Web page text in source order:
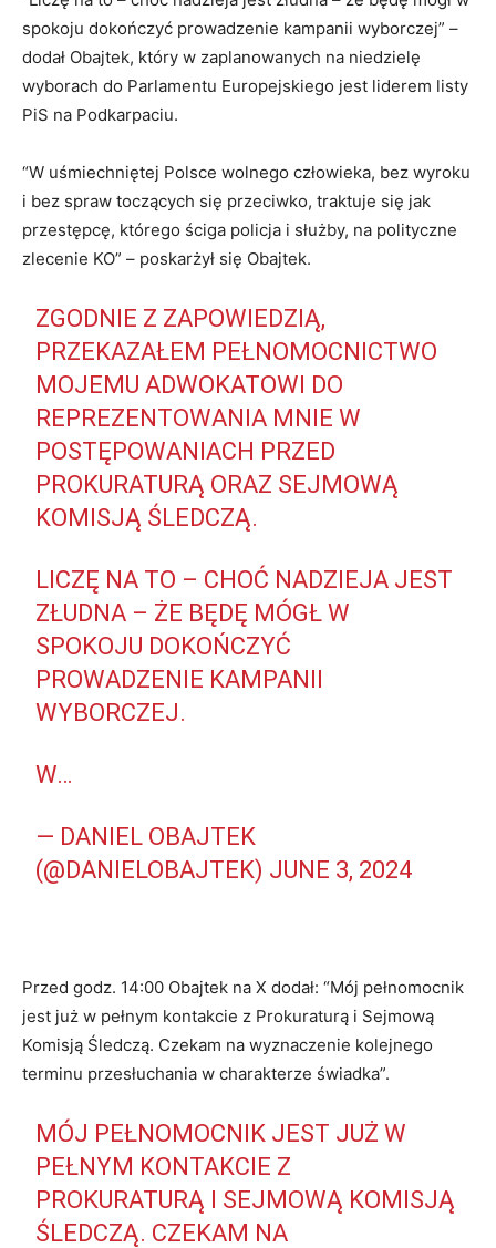
spokoju dokończyć prowadzenie kampanii wyborczej” –
dodał Obajtek, który w zaplanowanych na niedzielę
wyborach do Parlamentu Europejskiego jest liderem listy
PiS na Podkarpaciu.
“W uśmiechniętej Polsce wolnego człowieka, bez wyroku
i bez spraw toczących się przeciwko, traktuje się jak
przestępcę, którego ściga policja i służby, na polityczne
zlecenie KO” – poskarżył się Obajtek.
ZGODNIE Z ZAPOWIEDZIĄ,
PRZEKAZAŁEM PEŁNOMOCNICTWO
MOJEMU ADWOKATOWI DO
REPREZENTOWANIA MNIE W
POSTĘPOWANIACH PRZED
PROKURATURĄ ORAZ SEJMOWĄ
KOMISJĄ ŚLEDCZĄ.
LICZĘ NA TO – CHOĆ NADZIEJA JEST
ZŁUDNA – ŻE BĘDĘ MÓGŁ W
SPOKOJU DOKOŃCZYĆ
PROWADZENIE KAMPANII
WYBORCZEJ.
W…
— DANIEL OBAJTEK
(@DANIELOBAJTEK) JUNE 3, 2024
Przed godz. 14:00 Obajtek na X dodał: “Mój pełnomocnik
jest już w pełnym kontakcie z Prokuraturą i Sejmową
Komisją Śledczą. Czekam na wyznaczenie kolejnego
terminu przesłuchania w charakterze świadka”.
MÓJ PEŁNOMOCNIK JEST JUŻ W
PEŁNYM KONTAKCIE Z
PROKURATURĄ I SEJMOWĄ KOMISJĄ
ŚLEDCZĄ. CZEKAM NA